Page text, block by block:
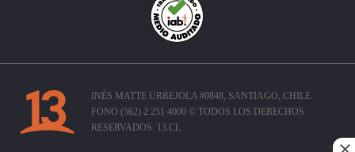
INÉS MATTE URREJOLA #0848, SANTIAGO, CHILE
FONO (562) 2 251 4000 © TODOS LOS DERECHOS
RESERVADOS. 13.CL